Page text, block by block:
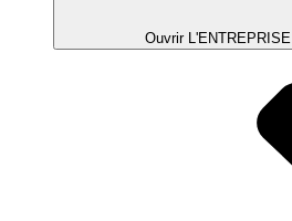
Ouvrir L'ENTREPRISE